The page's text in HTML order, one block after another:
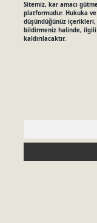
Sitemiz, kar amacı
platformudur. Hukuka
düşündüğünüz içerikleri,
bildirmeniz halinde,
kaldırılacaktır.